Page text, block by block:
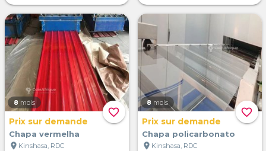
favorite_border
8 mois
Prix sur demande
Chapa vermelha
location_on Kinshasa, RDC
favorite_border
8 mois
Prix sur demande
Chapa policarbonato
location_on Kinshasa, RDC